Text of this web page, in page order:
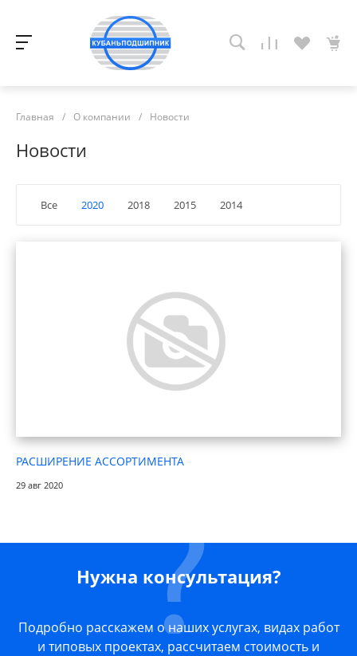
Главная / О компании / Новости
Новости
Все 2020 2018 2015 2014
РАСШИРЕНИЕ АССОРТИМЕНТА
29 авг 2020
Нужна консультация?
Подробно расскажем о наших услугах, видах работ
и типовых проектах, рассчитаем стоимость и